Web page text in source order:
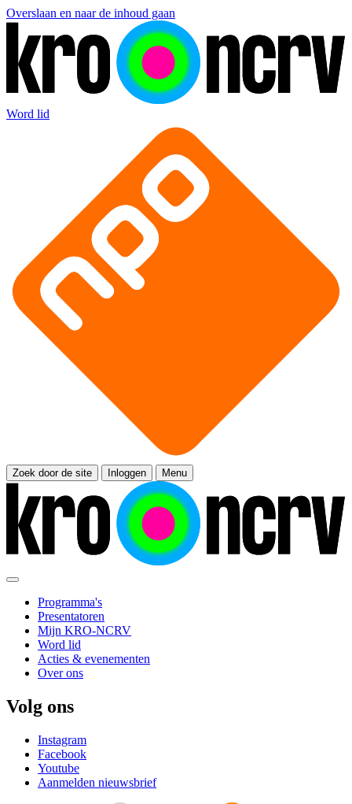
Overslaan en naar de inhoud gaan
Word lid
Zoek door de site Inloggen Menu
Programma's
Presentatoren
Mijn KRO-NCRV
Word lid
Acties & evenementen
Over ons
Volg ons
Instagram
Facebook
Youtube
Aanmelden nieuwsbrief